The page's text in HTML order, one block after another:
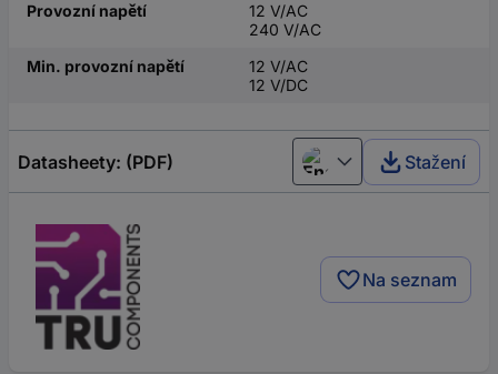
Provozní napětí
12 V/AC
240 V/AC
Min. provozní napětí
12 V/AC
12 V/DC
Datasheety: (PDF) English Stažení
Na seznam